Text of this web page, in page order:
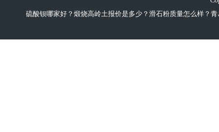
硫酸钡哪家好？煅烧高岭土报价是多少？滑石粉质量怎么样？